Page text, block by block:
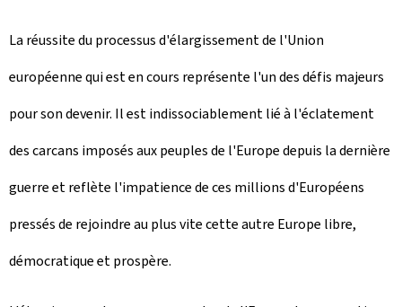
La réussite du processus d'élargissement de l'Union
européenne qui est en cours représente l'un des défis majeurs
pour son devenir. Il est indissociablement lié à l'éclatement
des carcans imposés aux peuples de l'Europe depuis la dernière
guerre et reflète l'impatience de ces millions d'Européens
pressés de rejoindre au plus vite cette autre Europe libre,
démocratique et prospère.